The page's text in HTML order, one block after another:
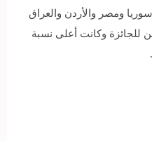
ومصر والأردن والعراق
90 باحثة تقدمن للجائزة وكانت أعلى نسبة